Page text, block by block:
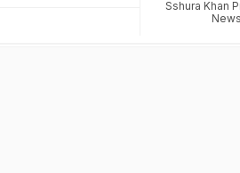
Sshura Khan
News